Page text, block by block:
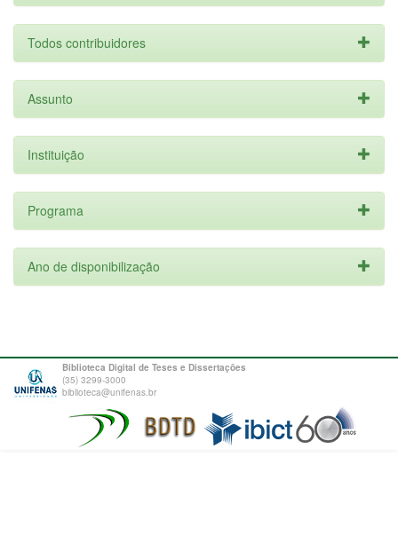
Todos contribuidores
Assunto
Instituição
Programa
Ano de disponibilização
Biblioteca Digital de Teses e Dissertações
(35) 3299-3000
biblioteca@unifenas.br